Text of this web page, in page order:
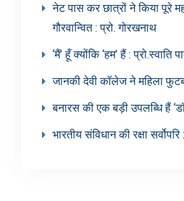
नेट पास कर छात्रों ने किया पूरे
गौरवान्वित : प्रो. गोरखनाथ
‘मैं’ हूँ क्योंकि ‘हम’ हैं : प्रो.स्वाति
जानकी देवी कॉलेज ने महिला
बनारस की एक बड़ी उपलब्धि हैं
भारतीय संविधान की रक्षा